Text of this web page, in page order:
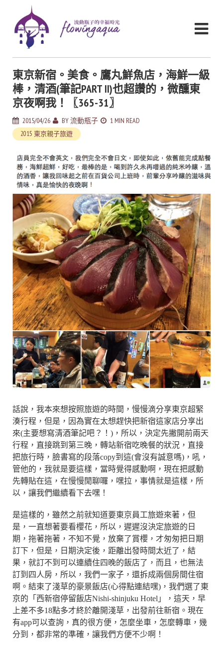
東京新宿。美食。鷹丸鮮魚店，海鮮一級
棒，清酒(筆記PART II)也超讚的，微醺東
京夜啊我！〖365-31〗
2015/04/26 BY流動瓶子 1 MIN READ
2015 東京親子旅遊
話說，我本來想按照旅遊的時間，慢慢滴分享東京超緊
湊行程，但是，因為實在太想趕快把新宿這家店分享出
來(主要想寫清酒筆記吧？！)，所以，決定先撇開前兩天
行程，直接跳到第三晚，轉站新宿吃晚餐的狀況，直接
把旅行時，臉書寫的段落copy到這(會沒有誠意嗎)，吼，
管他的，我就是要這樣，當時覺得感動啊，現在把感動
先轉貼在這，在慢慢閒聊囉，嘿拉，事情就是這樣，所
以，讓我們繼續看下去嘿！
是這樣的，雖然之前就知道要東京員工旅遊來著，但
是，一直想著要看櫻花，所以，遲遲沒決定旅遊的日
期，拖著拖著，不知不覺，放棄了賞櫻，才匆匆把日期
訂下，但是，日期決定後，距離出發時間太近了，結
果，就訂不到可以連續住四晚的飯店了，而且，也無法
訂到四人房，所以，我們一家子，還拆成兩個房間住宿
啊。結束了淺草的豪景飯店(心得點連結嘿)，我們選了東
京的「西新宿停留飯店Nishi-shinjuku Hotel」，這天，早
上差不多18點多才終於離開淺草，出發前往新宿。現在
有app可以查詢，真的很方便，怎麼坐車，怎麼轉車，幾
分到，都非常的準確，讓我們方便不少啊！